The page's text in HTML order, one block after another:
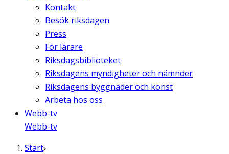
Kontakt
Besök riksdagen
Press
För lärare
Riksdagsbiblioteket
Riksdagens myndigheter och nämnder
Riksdagens byggnader och konst
Arbeta hos oss
Webb-tv
Webb-tv
Start